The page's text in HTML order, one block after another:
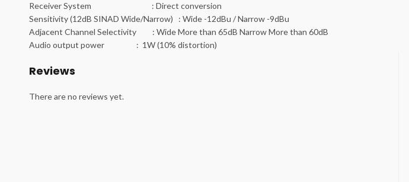
Receiver System : Direct conversion
Sensitivity (12dB SINAD Wide/Narrow) : Wide -12dBu / Narrow -9dBu
Adjacent Channel Selectivity : Wide More than 65dB Narrow More than 60dB
Audio output power : 1W (10% distortion)
Reviews
There are no reviews yet.